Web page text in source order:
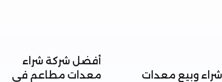
وبيع معدات
أفضل شركة شراء
معدات مطاعم في